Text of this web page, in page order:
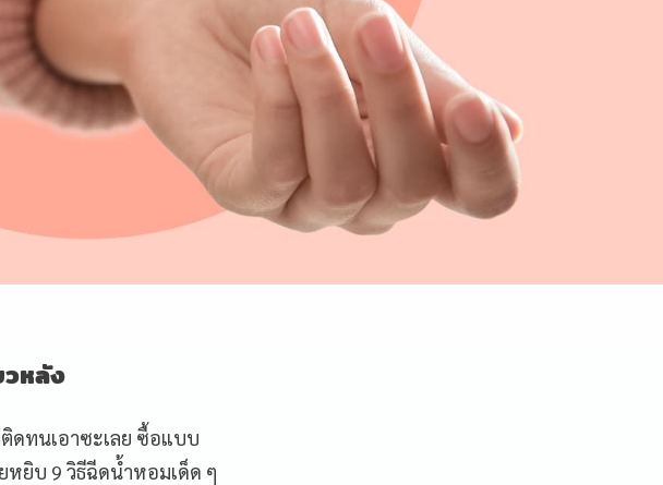
หลัง
ดทนเอาซะเลย ซื้อแบบ
หยิบ 9 วิธีฉีดน้ำหอมเด็ด ๆ